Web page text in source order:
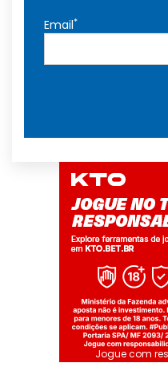
Email*
Jogue com